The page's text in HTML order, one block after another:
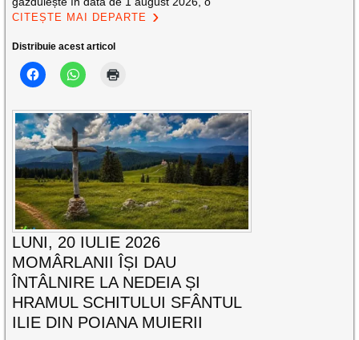
CITEȘTE MAI DEPARTE
Distribuie acest articol
LUNI, 20 IULIE 2026
MOMÂRLANII ÎȘI DAU
ÎNTÂLNIRE LA NEDEIA ȘI
HRAMUL SCHITULUI SFÂNTUL
ILIE DIN POIANA MUIERII